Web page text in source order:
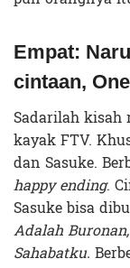
Empat:
cintaan,
Sadarilah
kayak FTV.
dan Sasuke.
happy ending.
Sasuke bisa
Adalah
Sahabatku.